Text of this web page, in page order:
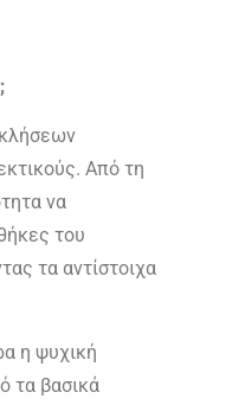
Από τη
να
του
τα αντίστοιχα
η ψυχική
τα βασικά